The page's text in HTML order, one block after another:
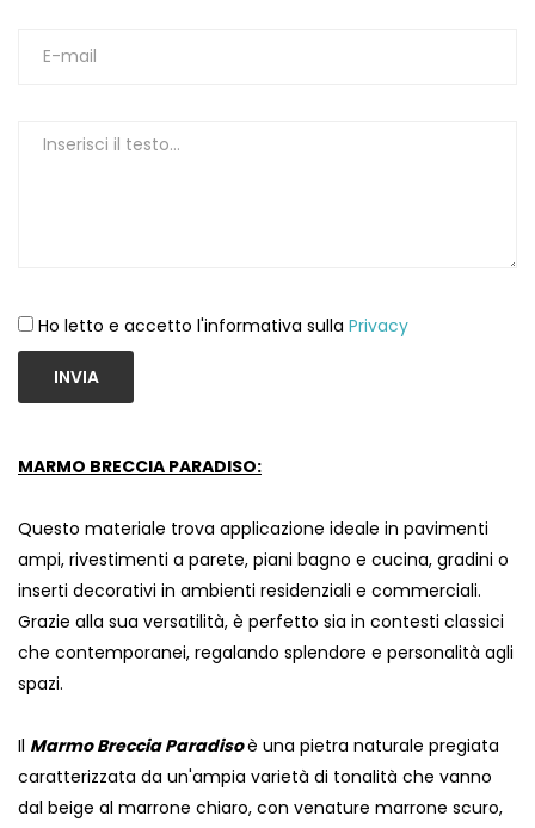
Ho letto e accetto l'informativa sulla Privacy
INVIA
MARMO BRECCIA PARADISO:
Questo materiale trova applicazione ideale in pavimenti
ampi, rivestimenti a parete, piani bagno e cucina, gradini o
inserti decorativi in ambienti residenziali e commerciali.
Grazie alla sua versatilità, è perfetto sia in contesti classici
che contemporanei, regalando splendore e personalità agli
spazi.
Il Marmo Breccia Paradisoè una pietra naturale pregiata
caratterizzata da un'ampia varietà di tonalità che vanno
dal beige al marrone chiaro, con venature marrone scuro,